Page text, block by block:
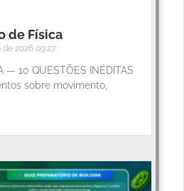
de Física
de 2026 09:27
— 10 QUESTÕES INÉDITAS
sobre movimento,